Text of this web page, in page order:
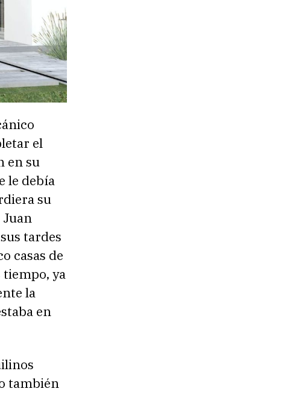
el
en su
le debía
su
Juan
tardes
casas de
tiempo, ya
la
en
también